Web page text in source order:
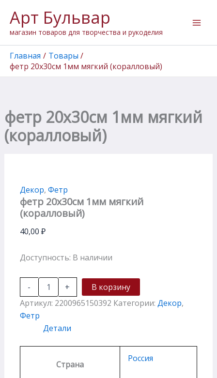
содержимому
Арт Бульвар
магазин товаров для творчества и рукоделия
Главная
Товары
фетр 20х30см 1мм мягкий (коралловый)
фетр 20х30см 1мм мягкий
(коралловый)
Декор, Фетр
фетр 20х30см 1мм мягкий
(коралловый)
40,00 ₽
Доступность: В наличии
-
товара
фетр
20х30см
1мм
мягкий
(коралловый)
+
В корзину
Артикул: 2200965150392 Категории: Декор,
Фетр
Детали
Страна
Россия